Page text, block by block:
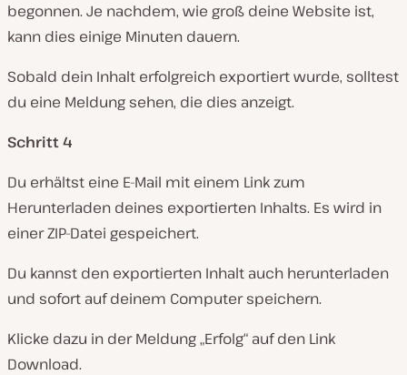
begonnen. Je nachdem, wie groß deine Website ist,
kann dies einige Minuten dauern.
Sobald dein Inhalt erfolgreich exportiert wurde, solltest
du eine Meldung sehen, die dies anzeigt.
Schritt 4
Du erhältst eine E-Mail mit einem Link zum
Herunterladen deines exportierten Inhalts. Es wird in
einer ZIP-Datei gespeichert.
Du kannst den exportierten Inhalt auch herunterladen
und sofort auf deinem Computer speichern.
Klicke dazu in der Meldung „Erfolg“ auf den Link
Download.